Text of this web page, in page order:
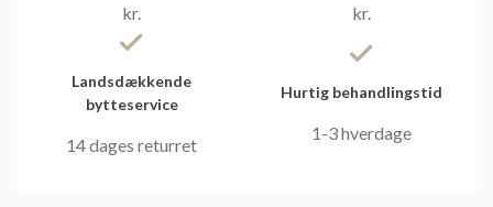
kr.
kr.
Landsdækkende
bytteservice
14 dages returret
Hurtig behandlingstid
1-3 hverdage